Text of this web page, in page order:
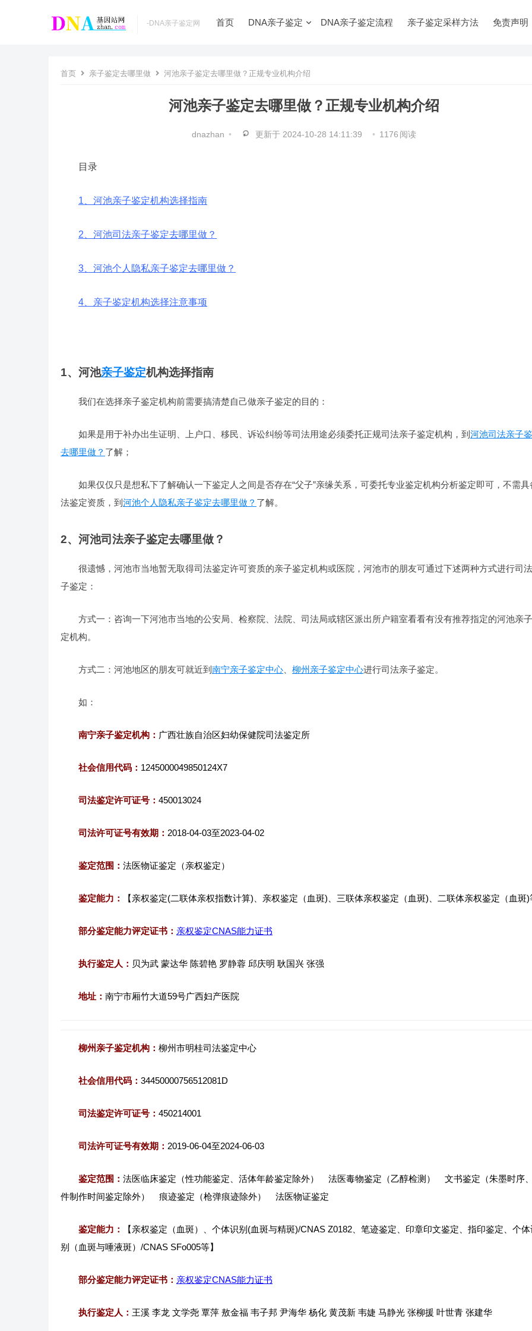
­-DNA亲子鉴定网 首页 DNA亲子鉴定 DNA亲子鉴定流程 亲子鉴定采样方法 免责声明
首页 亲子鉴定去哪里做 河池亲子鉴定去哪里做？正规专业机构介绍
河池亲子鉴定去哪里做？正规专业机构介绍
dnazhan • 更新于 2024-10-28 14:11:39 • 1176 阅读
目录
1、河池亲子鉴定机构选择指南
2、河池司法亲子鉴定去哪里做？
3、河池个人隐私亲子鉴定去哪里做？
4、亲子鉴定机构选择注意事项
1、河池亲子鉴定机构选择指南
我们在选择亲子鉴定机构前需要搞清楚自己做亲子鉴定的目的：
如果是用于补办出生证明、上户口、移民、诉讼纠纷等司法用途必须委托正规司法亲子鉴定机构，到 河池司法亲子
去哪里做？ 了解；
如果仅仅只是想私下了解确认一下鉴定人之间是否存在“父子”亲缘关系，可委托专业鉴定机构分析鉴定即可，不需具
法鉴定资质，到 河池个人隐私亲子鉴定去哪里做？ 了解。
2、河池司法亲子鉴定去哪里做？
很遗憾，河池市当地暂无取得司法鉴定许可资质的亲子鉴定机构或医院，河池市的朋友可通过下述两种方式进行司
子鉴定：
方式一：咨询一下河池市当地的公安局、检察院、法院、司法局或辖区派出所户籍室看看有没有推荐指定的河池亲
定机构。
方式二：河池地区的朋友可就近到 南宁亲子鉴定中心 柳州亲子鉴定中心进行司法亲子鉴定。
如：
南宁亲子鉴定机构： 广西壮族自治区妇幼保健院司法鉴定所
社会信用代码： 1245000049850124X7
司法鉴定许可证号： 450013024
司法许可证号有效期： 2018-04-03至2023-04-02
鉴定范围： 法医物证鉴定（亲权鉴定）
鉴定能力： 【亲权鉴定(二联体亲权指数计算)、亲权鉴定（血斑)、三联体亲权鉴定（血斑)、二联体亲权鉴定（血斑)
部分鉴定能力评定证书： 亲权鉴定CNAS能力证书
执行鉴定人： 贝为武 蒙达华 陈碧艳 罗静蓉 邱庆明 耿国兴 张强
地址： 南宁市厢竹大道59号广西妇产医院
柳州亲子鉴定机构： 柳州市明桂司法鉴定中心
社会信用代码： 34450000756512081D
司法鉴定许可证号： 450214001
司法许可证号有效期： 2019-06-04至2024-06-03
鉴定范围： 法医临床鉴定（性功能鉴定、活体年龄鉴定除外） 法医毒物鉴定（乙醇检测） 文书鉴定（朱墨时序
件制作时间鉴定除外） 痕迹鉴定（枪弹痕迹除外） 法医物证鉴定
鉴定能力：
【亲权鉴定（血斑）、个体识别(血斑与精斑)/CNAS Z0182、笔迹鉴定、印章印文鉴定、指印鉴定、个体
别（血斑与唾液斑）/CNAS SFo005等】
部分鉴定能力评定证书： 亲权鉴定CNAS能力证书
执行鉴定人： 王溪 李龙 文学尧 覃萍 敖金福 韦子邦 尹海华 杨化 黄茂新 韦婕 马静光 张柳援 叶世青 张建华